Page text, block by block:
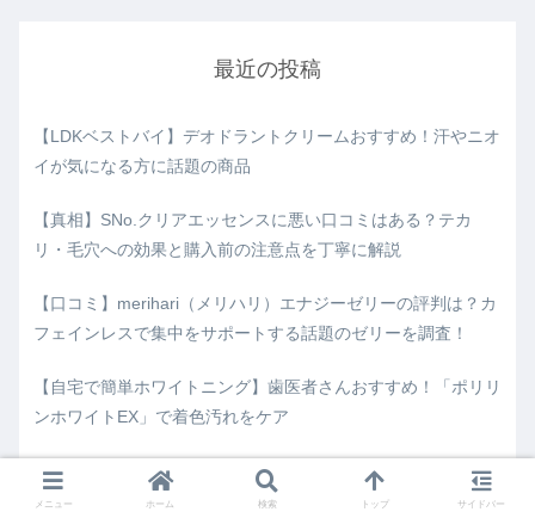
最近の投稿
【LDKベストバイ】デオドラントクリームおすすめ！汗やニオ
イが気になる方に話題の商品
【真相】SNo.クリアエッセンスに悪い口コミはある？テカ
リ・毛穴への効果と購入前の注意点を丁寧に解説
【口コミ】merihari（メリハリ）エナジーゼリーの評判は？カ
フェインレスで集中をサポートする話題のゼリーを調査！
【自宅で簡単ホワイトニング】歯医者さんおすすめ！「ポリリ
ンホワイトEX」で着色汚れをケア
【2026年最新比較】家電批評がガチ検証！ハンディファンは
「リズム」と「シャープ」どっちを選ぶ？
メニュー ホーム 検索 トップ サイドバー